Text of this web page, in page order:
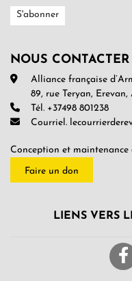
NOUS CONTACTER
Alliance française
89, rue Teryan, Erevan,
Tél. +37498 801238
Courriel.
Conception et maintenance
Faire un don
LIENS VERS